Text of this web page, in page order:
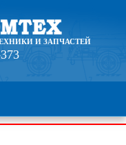
И ЗАПЧАСТЕЙ